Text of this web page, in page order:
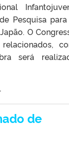
Pesquisa
O
será
.
de